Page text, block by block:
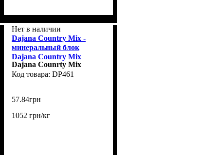
Нет в наличии
Dajana Country Mix -
минеральный блок
Dajana Country Mix
фрукты и витамины для
мелких грызунов и
Dajana Counrty Mix
DP461
57.84грн
1052 грн/кг